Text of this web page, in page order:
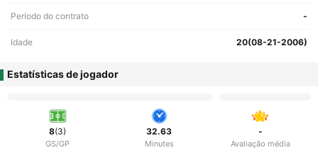
Período do contrato -
Idade 20(08-21-2006)
Estatísticas de jogador
8(3)
GS/GP
32.63
Minutes
-
Avaliação média